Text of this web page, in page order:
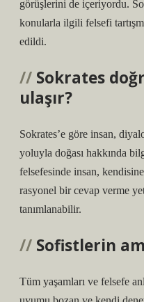
görüşlerini de içeriyordu.
konularla ilgili felsefi
edildi.
Sokrates
ulaşır?
Sokrates’e göre insan,
yoluyla doğası hakkında
felsefesinde insan,
rasyonel bir cevap verme
tanımlanabilir.
Sofistlerin
Tüm yaşamları ve felsefe